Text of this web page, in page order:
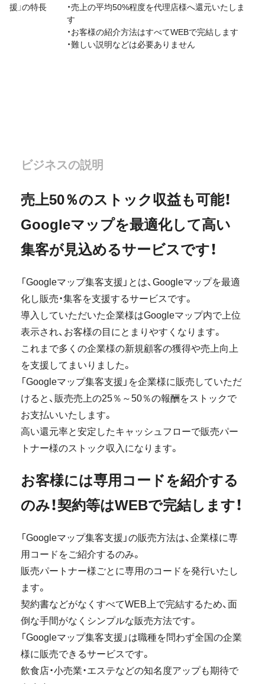
援」の特長
・売上の平均50%程度を代理店様へ還元いたしま
す
・お客様の紹介⽅法はすべてWEBで完結します
・難しい説明などは必要ありません
ビジネスの説明
売上50％のストック収益も可能！
Googleマップを最適化して高い
集客が見込めるサービスです！
「Googleマップ集客支援」とは、Googleマップを最適
化し販売・集客を支援するサービスです。
導入していただいた企業様はGoogleマップ内で上位
表示され、お客様の目にとまりやすくなります。
これまで多くの企業様の新規顧客の獲得や売上向上
を支援してまいりました。
「Googleマップ集客支援」を企業様に販売していただ
けると、販売売上の25％～50％の報酬をストックで
お支払いいたします。
高い還元率と安定したキャッシュフローで販売パー
トナー様のストック収入になります。
お客様には専用コードを紹介する
のみ！契約等はWEBで完結します！
「Googleマップ集客支援」の販売方法は、企業様に専
用コードをご紹介するのみ。
販売パートナー様ごとに専用のコードを発行いたし
ます。
契約書などがなくすべてWEB上で完結するため、面
倒な手間がなくシンプルな販売方法です。
「Googleマップ集客支援」は職種を問わず全国の企業
様に販売できるサービスです。
飲食店・小売業・エステなどの知名度アップも期待で